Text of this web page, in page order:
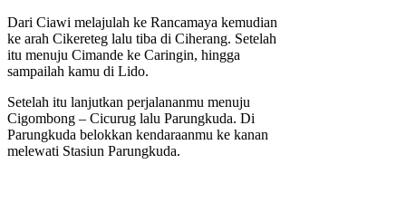
Dari Ciawi melajulah ke Rancamaya kemudian
ke arah Cikereteg lalu tiba di Ciherang. Setelah
itu menuju Cimande ke Caringin, hingga
sampailah kamu di Lido.
Setelah itu lanjutkan perjalananmu menuju
Cigombong – Cicurug lalu Parungkuda. Di
Parungkuda belokkan kendaraanmu ke kanan
melewati Stasiun Parungkuda.